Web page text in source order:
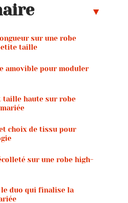
sur une robe
taille
amovible pour moduler
taille haute sur robe
choix de tissu pour
sur une robe high-
duo qui finalise la